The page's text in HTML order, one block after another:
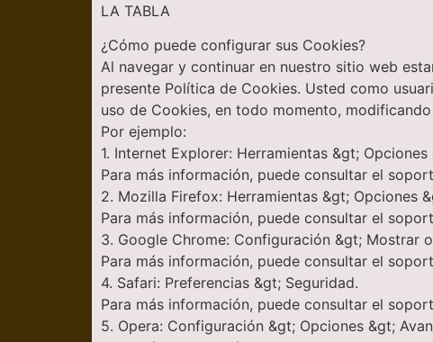
LA TABLA
¿Cómo puede configurar sus Cookies?
Al navegar y continuar en nuestro sitio web
presente Política de Cookies. Usted como
uso de Cookies, en todo momento,
Por ejemplo:
1. Internet Explorer: Herramientas &gt;
Para más información, puede consultar el
2. Mozilla Firefox: Herramientas &gt; Opciones
Para más información, puede consultar el
3. Google Chrome: Configuración &gt; Mostrar
Para más información, puede consultar el
4. Safari: Preferencias &gt; Seguridad.
Para más información, puede consultar el
5. Opera: Configuración &gt; Opciones &gt;